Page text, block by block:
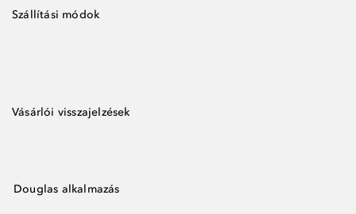
Szállítási módok
Vásárlói visszajelzések
Douglas alkalmazás